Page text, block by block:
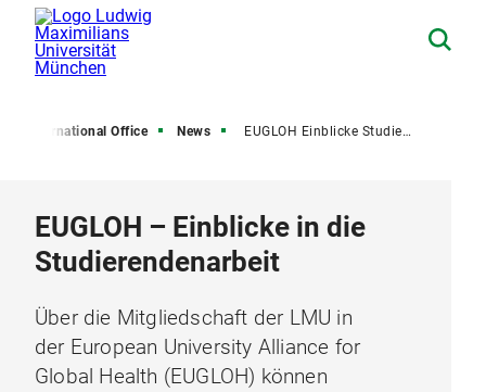
International Office News EUGLOH Einblicke Studierendenarbeit
EUGLOH – Einblicke in die
Studierendenarbeit
Über die Mitgliedschaft der LMU in
der European University Alliance for
Global Health (EUGLOH) können